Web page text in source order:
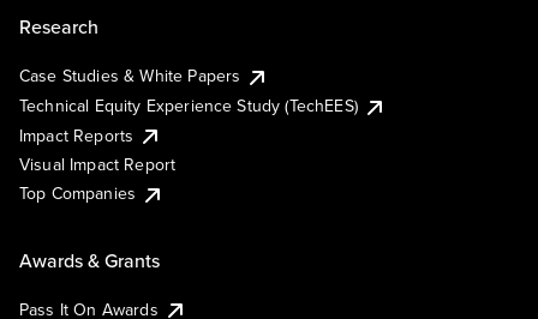
Research
Case Studies & White Papers
Technical Equity Experience Study (TechEES)
Impact Reports
Visual Impact Report
Top Companies
Awards & Grants
Pass It On Awards